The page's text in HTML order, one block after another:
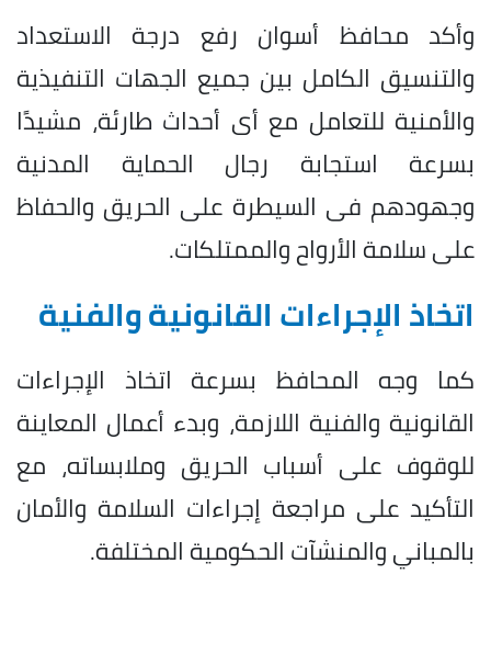
وأكد محافظ أسوان رفع درجة الاستعداد
والتنسيق الكامل بين جميع الجهات التنفيذية
والأمنية للتعامل مع أى أحداث طارئة، مشيدًا
بسرعة استجابة رجال الحماية المدنية
وجهودهم فى السيطرة على الحريق والحفاظ
على سلامة الأرواح والممتلكات.
اتخاذ الإجراءات القانونية والفنية
كما وجه المحافظ بسرعة اتخاذ الإجراءات
القانونية والفنية اللازمة، وبدء أعمال المعاينة
للوقوف على أسباب الحريق وملابساته، مع
التأكيد على مراجعة إجراءات السلامة والأمان
بالمباني والمنشآت الحكومية المختلفة.